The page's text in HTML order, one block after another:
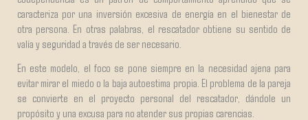
caracteriza por una inversión excesiva de energía en el bienestar de
otra persona. En otras palabras, el rescatador obtiene su sentido de
valía y seguridad a través de ser necesario.
En este modelo, el foco se pone siempre en la necesidad ajena para
evitar mirar el miedo o la baja autoestima propia. El problema de la pareja
se convierte en el proyecto personal del rescatador, dándole un
propósito y una excusa para no atender sus propias carencias.